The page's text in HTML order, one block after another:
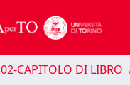
02-CAPITOLO DI LIBRO